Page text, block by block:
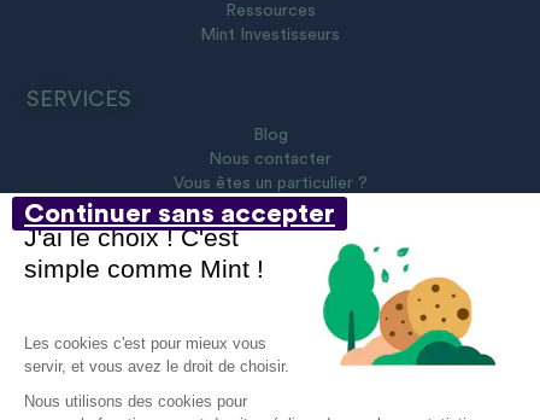
Continuer sans accepter
J'ai le choix ! C'est
simple comme Mint !
Les cookies c'est pour mieux vous
servir, et vous avez le droit de choisir.
Nous utilisons des cookies pour
Ressources
Mint Investisseurs
SERVICES
Blog
Nous contacter
Vous êtes un particulier ?
Mentions légales